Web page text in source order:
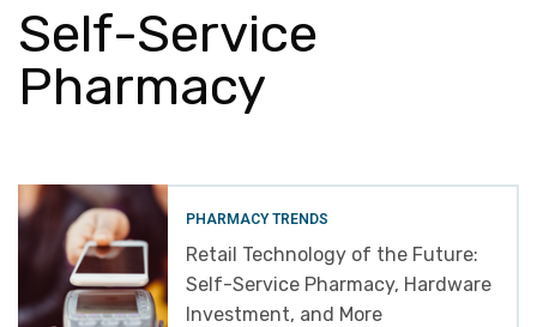
Self-Service
Pharmacy
PHARMACY TRENDS
Retail Technology of the Future:
Self-Service Pharmacy, Hardware
Investment, and More